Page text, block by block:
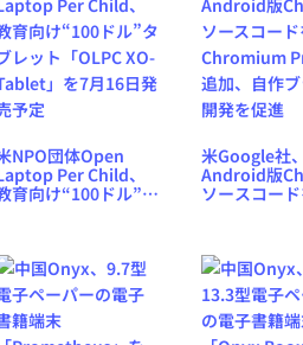
NPO団体Open
Per Child、
育向け“100ドル”タ
予定
米Google社、
Android版
ソースコー
開発を促進